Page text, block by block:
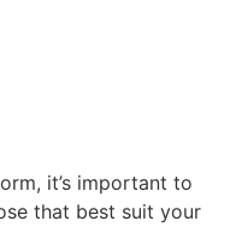
it’s important to
that best suit your